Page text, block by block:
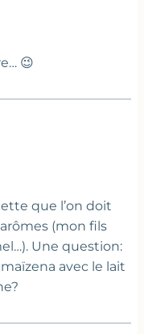
😉
que l’on doit
(mon fils
Une question:
avec le lait